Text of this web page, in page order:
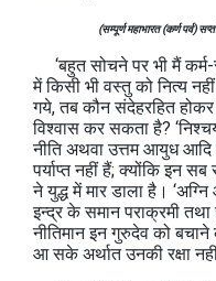
(सम्पूर्ण महाभारत (कर्ण पर्व)
‘बहुत सोचने पर भी मैं
में किसी भी वस्तु को नित्य
गये, तब कौन संदेहरहित
विश्वास कर सकता है?
नीति अथवा उत्तम आयुध
पर्याप्त नहीं हैं; क्योंकि इन
ने युद्ध में मार डाला है।
इन्द्र के समान पराक्रमी
नीतिमान इन गुरुदेव को
आ सके अर्थात उनकी रक्षा